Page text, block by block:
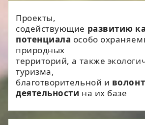
Проекты,
содействующие развитию
потенциала особо
природных
территорий, а также
туризма,
благотворительной и
деятельности на их базе